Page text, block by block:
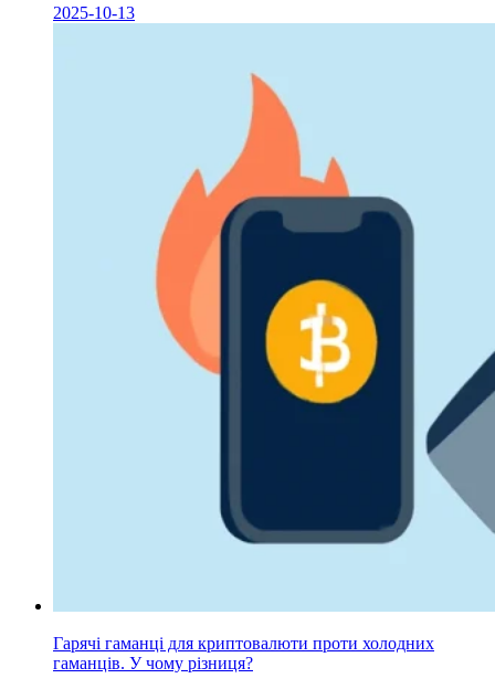
2025-10-13
Гарячі гаманці для криптовалюти проти холодних
гаманців. У чому різниця?